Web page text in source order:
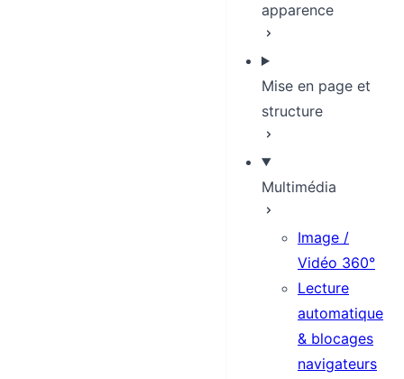
apparence
Mise en page et
structure
Multimédia
Image /
Vidéo 360°
Lecture
automatique
& blocages
navigateurs